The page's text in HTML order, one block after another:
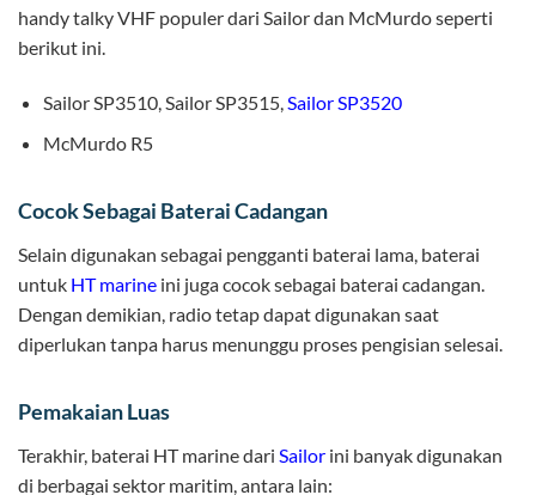
handy talky VHF populer dari Sailor dan McMurdo seperti
berikut ini.
Sailor SP3510, Sailor SP3515, Sailor SP3520
McMurdo R5
Cocok Sebagai Baterai Cadangan
Selain digunakan sebagai pengganti baterai lama, baterai
untuk HT marine ini juga cocok sebagai baterai cadangan.
Dengan demikian, radio tetap dapat digunakan saat
diperlukan tanpa harus menunggu proses pengisian selesai.
Pemakaian Luas
Terakhir, baterai HT marine dari Sailor ini banyak digunakan
di berbagai sektor maritim, antara lain: